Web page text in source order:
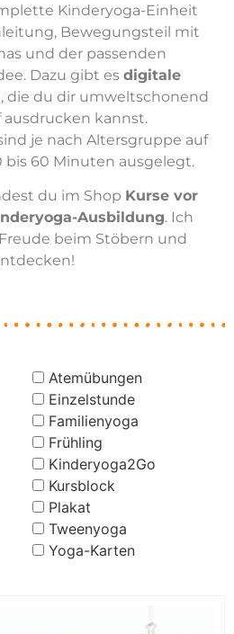
Kinderyoga-Einheit
Bewegungsteil mit
und der passenden
Dazu gibt es digitale
, die du dir umweltschonend
ausdrucken kannst.
je nach Altersgruppe auf
bis 60 Minuten ausgelegt.
du im Shop Kurse vor
Ausbildung. Ich
beim Stöbern und
Atemübungen
Einzelstunde
Familienyoga
Frühling
Kinderyoga2Go
Kursblock
Plakat
Tweenyoga
Yoga-Karten